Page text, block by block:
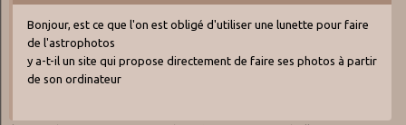
Bonjour, est ce que l'on est obligé d'utiliser une lunette pour faire
de l'astrophotos
y a-t-il un site qui propose directement de faire ses photos à partir
de son ordinateur